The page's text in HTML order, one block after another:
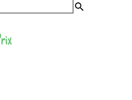
search